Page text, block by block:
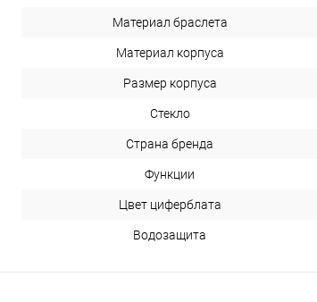
Материал браслета
Материал корпуса
Размер корпуса
Стекло
Страна бренда
Функции
Цвет циферблата
Водозащита